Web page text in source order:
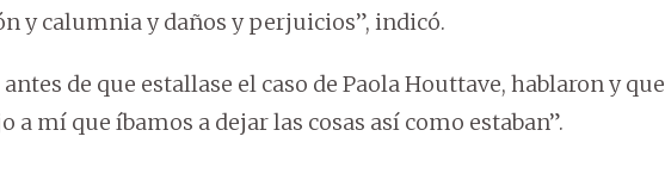
y calumnia y daños y perjuicios”, indicó.
de que estallase el caso de Paola Houttave, hablaron y que
mí que íbamos a dejar las cosas así como estaban”.